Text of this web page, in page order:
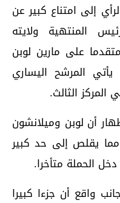
إلى امتناع كبير عن
المنتهية ولايته
على مارين لوبن
2017، بينما يأتي المرشح اليساري
الثالث.
أن لوبن وميلانشون
يقلص إلى حد كبير
الحملة متأخرا.
واقع أن جزءا كبيرا